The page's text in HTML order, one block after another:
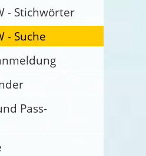
- Stichwörter
- Suche
Pass-